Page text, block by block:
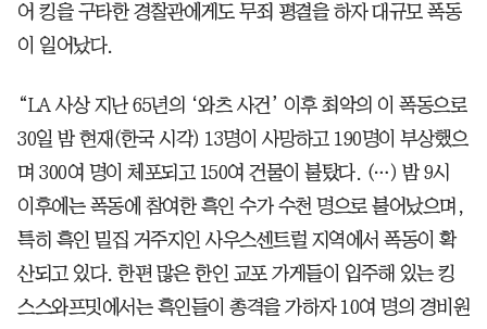
어 킹을 구타한 경찰관에게도 무죄 평결을 하자 대규모 폭동
이 일어났다.
“LA 사상 지난 65년의 ‘와츠 사건’ 이후 최악의 이 폭동으로
30일 밤 현재(한국 시각) 13명이 사망하고 190명이 부상했으
며 300여 명이 체포되고 150여 건물이 불탔다. (…) 밤 9시
이후에는 폭동에 참여한 흑인 수가 수천 명으로 불어났으며,
특히 흑인 밀집 거주지인 사우스센트럴 지역에서 폭동이 확
산되고 있다. 한편 많은 한인 교포 가게들이 입주해 있는 킹
스스와프밋에서는 흑인들이 총격을 가하자 10여 명의 경비원